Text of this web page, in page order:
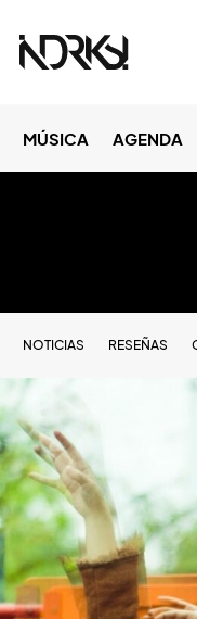
MÚSICA AGENDA
NOTICIAS RESEÑAS